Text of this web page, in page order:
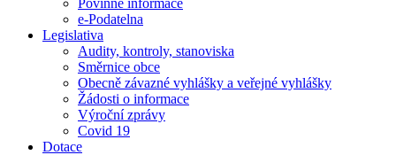
e-Podatelna
Legislativa
Audity, kontroly, stanoviska
Směrnice obce
Obecně závazné vyhlášky a veřejné vyhlášky
Žádosti o informace
Výroční zprávy
Covid 19
Dotace